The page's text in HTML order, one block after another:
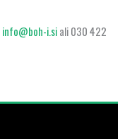
info@boh-i.siali 030 422